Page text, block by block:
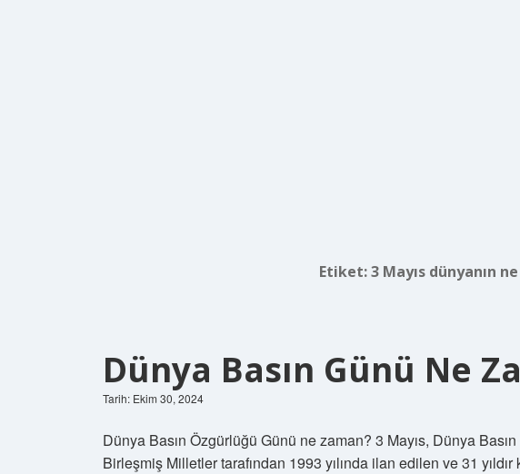
Etiket:3 Mayıs dünyanın
Dünya Basın Günü Ne
Tarih: Ekim 30, 2024
Dünya Basın Özgürlüğü Günü ne zaman? 3 Mayıs, Dünya
Birleşmiş Milletler tarafından 1993 yılında ilan edilen ve 31